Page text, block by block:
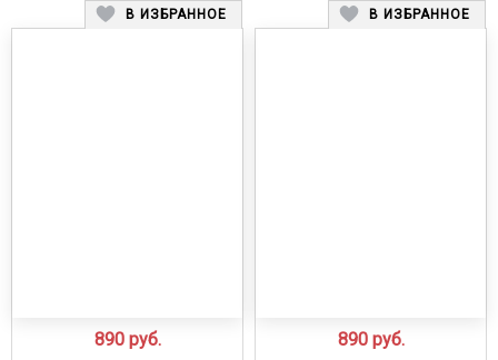
В ИЗБРАННОЕ
890 руб.
В ИЗБРАННОЕ
890 руб.